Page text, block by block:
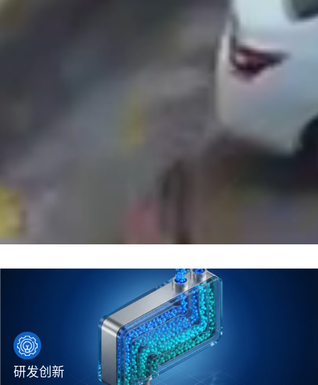
研发创新